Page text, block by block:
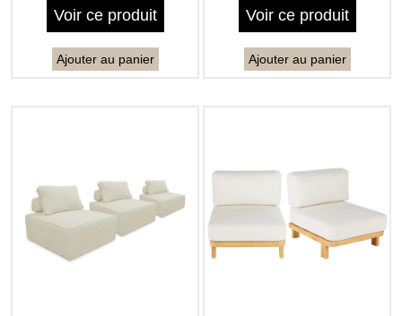
Voir ce produit
Ajouter au panier
Voir ce produit
Ajouter au panier